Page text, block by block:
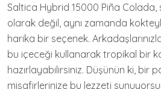
Saltica Hybrid 15000 Piña
olarak değil, aynı zamanda
harika bir seçenek.
bu içeceği kullanarak tropikal bir
hazırlayabilirsiniz. Düşünün ki, bir
misafirlerinize bu lezzeti